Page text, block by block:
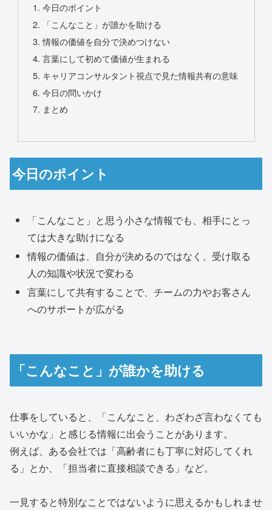
今日のポイント
「こんなこと」が誰かを助ける
情報の価値を自分で決めつけない
言葉にして初めて価値が生まれる
キャリアコンサルタント視点で見た情報共有の意味
今日の問いかけ
まとめ
今日のポイント
「こんなこと」と思う小さな情報でも、相手にとっ
ては大きな助けになる
情報の価値は、自分が決めるのではなく、受け取る
人の知識や状況で変わる
言葉にして共有することで、チームの力やお客さん
へのサポートが広がる
「こんなこと」が誰かを助ける
仕事をしていると、「こんなこと、わざわざ言わなくても
いいかな」と感じる情報に出会うことがあります。
例えば、ある会社では「高齢者にも丁寧に対応してくれ
る」とか、「担当者に直接相談できる」など。
一見すると特別なことではないように思えるかもしれませ